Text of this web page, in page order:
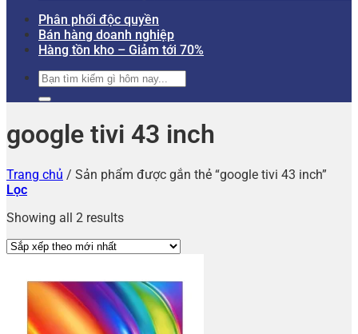
Phân phối độc quyền
Bán hàng doanh nghiệp
Hàng tồn kho – Giảm tới 70%
Tìm
kiếm:
google tivi 43 inch
Trang chủ / Sản phẩm được gắn thẻ “google tivi 43 inch”
Lọc
Showing all 2 results